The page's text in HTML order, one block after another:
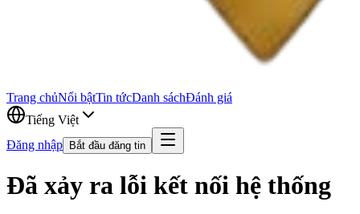
Trang chủNổi bậtTin tứcDanh sáchĐánh giá
Tiếng Việt
Đăng nhập
Bắt đầu đăng tin
Đã xảy ra lỗi kết nối hệ thống